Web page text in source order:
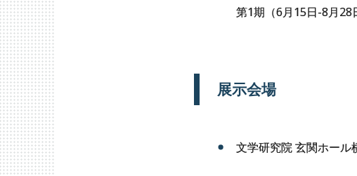
第1期（6月15日-8月
展示会場
文学研究院 玄関ホー